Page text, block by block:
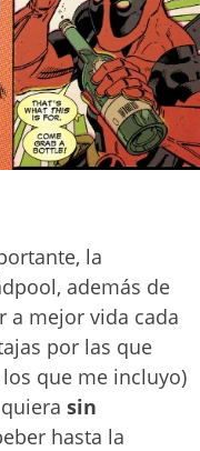
la
además de
a mejor vida cada
por las que
que me incluyo)
sin
hasta la